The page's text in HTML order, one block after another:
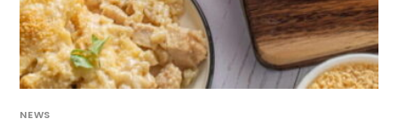
NEWS